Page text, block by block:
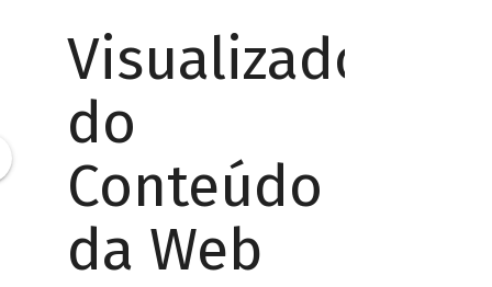
Visualizador
do
Conteúdo
da Web